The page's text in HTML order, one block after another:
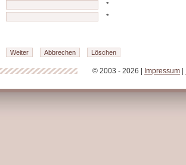
*
*
© 2003 - 2026 | Impressum